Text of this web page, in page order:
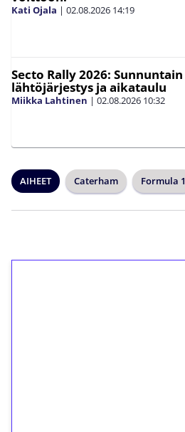
Kati Ojala | 02.08.2026 14:19
Secto Rally 2026: Sunnuntain
lähtöjärjestys ja aikataulu
Miikka Lahtinen | 02.08.2026 10:32
AIHEET Caterham Formula 1